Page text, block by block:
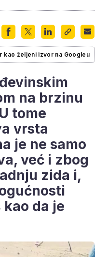
kao željeni izvor na Googleu
na brzinu
tome
vrsta
je ne samo
već i zbog
zida i,
da je